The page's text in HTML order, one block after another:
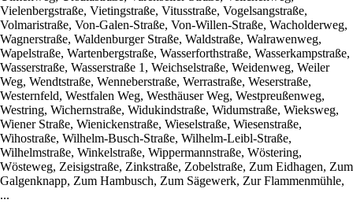
Vielenbergstraße, Vietingstraße, Vitusstraße, Vogelsangstraße,
Volmaristraße, Von-Galen-Straße, Von-Willen-Straße, Wacholderweg,
Wagnerstraße, Waldenburger Straße, Waldstraße, Walrawenweg,
Wapelstraße, Wartenbergstraße, Wasserforthstraße, Wasserkampstraße,
Wasserstraße, Wasserstraße 1, Weichselstraße, Weidenweg, Weiler
Weg, Wendtstraße, Wenneberstraße, Werrastraße, Weserstraße,
Westernfeld, Westfalen Weg, Westhäuser Weg, Westpreußenweg,
Westring, Wichernstraße, Widukindstraße, Widumstraße, Wieksweg,
Wiener Straße, Wienickenstraße, Wieselstraße, Wiesenstraße,
Wihostraße, Wilhelm-Busch-Straße, Wilhelm-Leibl-Straße,
Wilhelmstraße, Winkelstraße, Wippermannstraße, Wöstering,
Wösteweg, Zeisigstraße, Zinkstraße, Zobelstraße, Zum Eidhagen, Zum
Galgenknapp, Zum Hambusch, Zum Sägewerk, Zur Flammenmühle,
...